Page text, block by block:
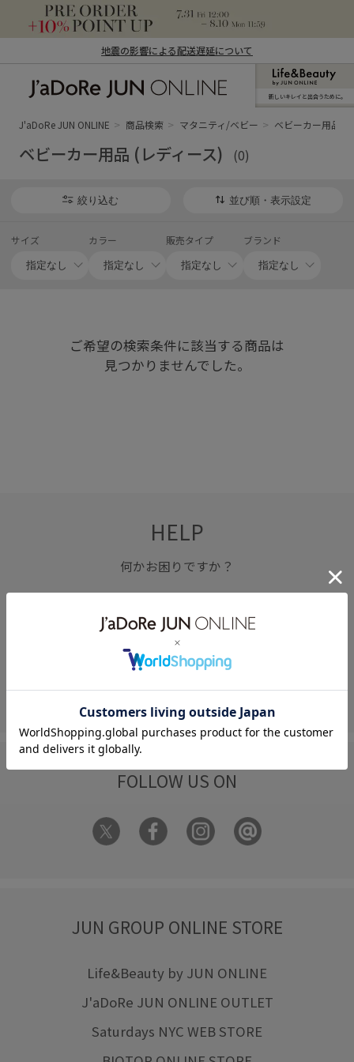
地震の影響による配送遅延について
ン オンライン）
新しいキレイと出合うために。
J'aDoRe JUN ONLINE 商品検索 マタニティ/ベビー ベビーカー用品 (
ベビーカー用品 (レディース) (0)
絞り込む 並び順・表示設定
サイズ カラー 販売タイプ ブランド
ご希望の検索条件に該当する商品は
見つかりませんでした。
HELP
何かお困りですか？
FAQ
お問い合わせ
フォーム
FOLLOW US ON
JUN GROUP ONLINE STORE
Life&Beauty by JUN ONLINE
J'aDoRe JUN ONLINE OUTLET
Saturdays NYC WEB STORE